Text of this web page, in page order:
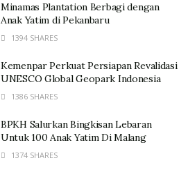
Minamas Plantation Berbagi dengan
Anak Yatim di Pekanbaru
1394 SHARES
Kemenpar Perkuat Persiapan Revalidasi
UNESCO Global Geopark Indonesia
1386 SHARES
BPKH Salurkan Bingkisan Lebaran
Untuk 100 Anak Yatim Di Malang
1374 SHARES